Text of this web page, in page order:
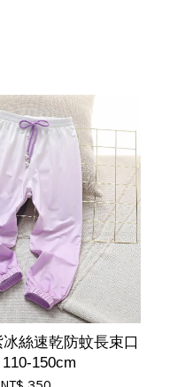
絲速乾防蚊長束口
150cm